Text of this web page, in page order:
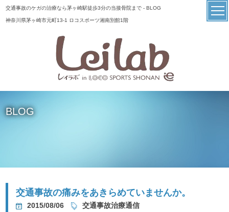
交通事故のケガの治療なら茅ヶ崎駅徒歩3分の当接骨院まで - BLOG
神奈川県茅ヶ崎市元町13-1 ロコスポーツ湘南別館1階
BLOG
交通事故の痛みをあきらめていませんか。
2015/08/06 交通事故治療通信